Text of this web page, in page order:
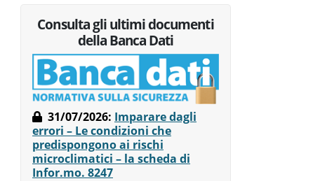
Consulta gli ultimi documenti
della Banca Dati
31/07/2026: Imparare dagli
errori – Le condizioni che
predispongono ai rischi
microclimatici – la scheda di
Infor.mo. 8247